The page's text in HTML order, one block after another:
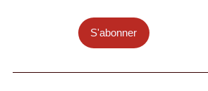
S'abonner